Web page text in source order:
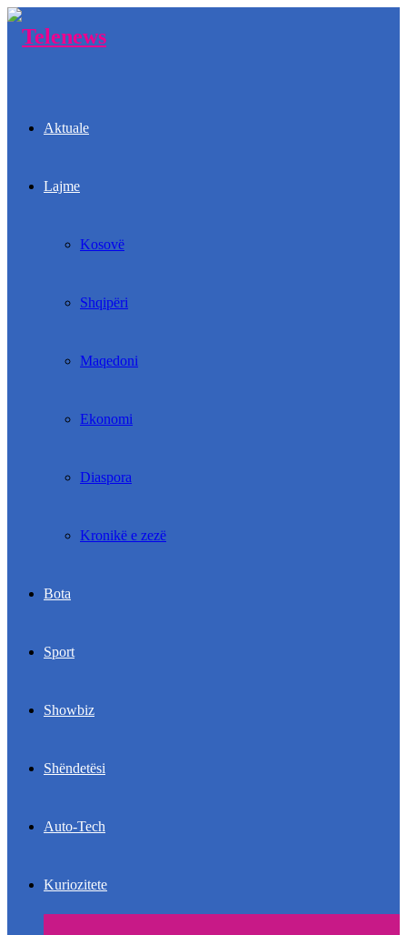
Aktuale
Lajme
Kosovë
Shqipëri
Maqedoni
Ekonomi
Diaspora
Kronikë e zezë
Bota
Sport
Showbiz
Shëndetësi
Auto-Tech
Kuriozitete